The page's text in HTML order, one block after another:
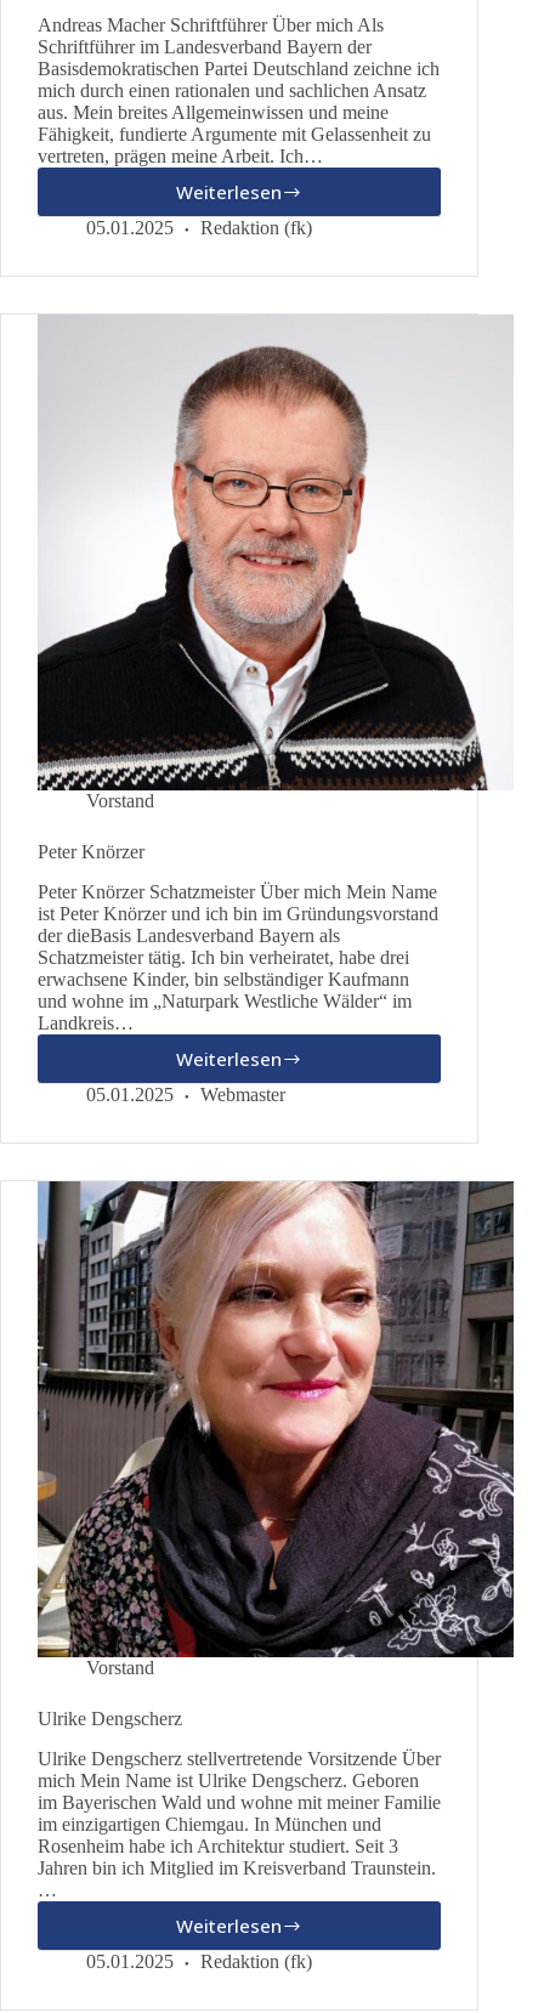
Andreas Macher Schriftführer Über mich Als
Schriftführer im Landesverband Bayern der
Basisdemokratischen Partei Deutschland zeichne ich
mich durch einen rationalen und sachlichen Ansatz
aus. Mein breites Allgemeinwissen und meine
Fähigkeit, fundierte Argumente mit Gelassenheit zu
vertreten, prägen meine Arbeit. Ich…
Weiterlesen
Andreas
Macher
05.01.2025 Redaktion (fk)
Vorstand
Peter Knörzer
Peter Knörzer Schatzmeister Über mich Mein Name
ist Peter Knörzer und ich bin im Gründungsvorstand
der dieBasis Landesverband Bayern als
Schatzmeister tätig. Ich bin verheiratet, habe drei
erwachsene Kinder, bin selbständiger Kaufmann
und wohne im „Naturpark Westliche Wälder“ im
Landkreis…
Weiterlesen
Peter
Knörzer
05.01.2025 Webmaster
Vorstand
Ulrike Dengscherz
Ulrike Dengscherz stellvertretende Vorsitzende Über
mich Mein Name ist Ulrike Dengscherz. Geboren
im Bayerischen Wald und wohne mit meiner Familie
im einzigartigen Chiemgau. In München und
Rosenheim habe ich Architektur studiert. Seit 3
Jahren bin ich Mitglied im Kreisverband Traunstein.
…
Weiterlesen
Ulrike
Dengscherz
05.01.2025 Redaktion (fk)